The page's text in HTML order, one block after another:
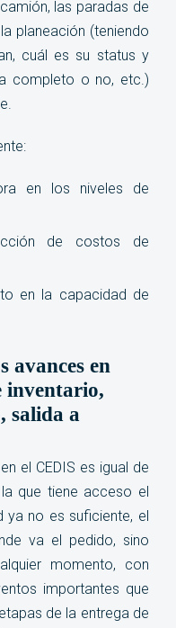
las paradas de
planeación (teniendo
cuál es su status y
completo o no, etc.)
en los niveles de
de costos de
en la capacidad de
avances en
inventario,
salida a
el CEDIS es igual de
que tiene acceso el
ya no es suficiente, el
va el pedido, sino
momento, con
importantes que
de la entrega de